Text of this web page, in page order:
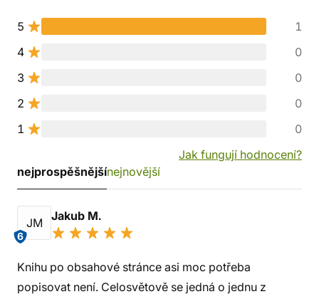
5
1
4
0
3
0
2
0
1
0
Jak fungují hodnocení?
nejprospěšnějšínejnovější
JM
6
Jakub M.
Knihu po obsahové stránce asi moc potřeba
popisovat není. Celosvětově se jedná o jednu z